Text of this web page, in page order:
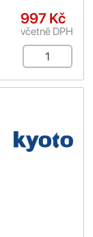
997 Kč
včetně DPH